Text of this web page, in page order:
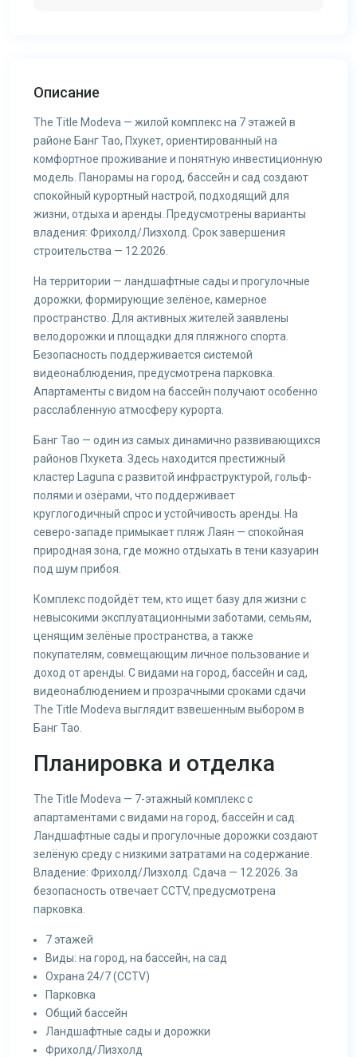
Описание
The Title Modeva — жилой комплекс на 7 этажей в
районе Банг Тао, Пхукет, ориентированный на
комфортное проживание и понятную инвестиционную
модель. Панорамы на город, бассейн и сад создают
спокойный курортный настрой, подходящий для
жизни, отдыха и аренды. Предусмотрены варианты
владения: Фрихолд/Лизхолд. Срок завершения
строительства — 12.2026.
На территории — ландшафтные сады и прогулочные
дорожки, формирующие зелёное, камерное
пространство. Для активных жителей заявлены
велодорожки и площадки для пляжного спорта.
Безопасность поддерживается системой
видеонаблюдения, предусмотрена парковка.
Апартаменты с видом на бассейн получают особенно
расслабленную атмосферу курорта.
Банг Тао — один из самых динамично развивающихся
районов Пхукета. Здесь находится престижный
кластер Laguna с развитой инфраструктурой, гольф-
полями и озёрами, что поддерживает
круглогодичный спрос и устойчивость аренды. На
северо-западе примыкает пляж Лаян — спокойная
природная зона, где можно отдыхать в тени казуарин
под шум прибоя.
Комплекс подойдёт тем, кто ищет базу для жизни с
невысокими эксплуатационными заботами, семьям,
ценящим зелёные пространства, а также
покупателям, совмещающим личное пользование и
доход от аренды. С видами на город, бассейн и сад,
видеонаблюдением и прозрачными сроками сдачи
The Title Modeva выглядит взвешенным выбором в
Банг Тао.
Планировка и отделка
The Title Modeva — 7-этажный комплекс с
апартаментами с видами на город, бассейн и сад.
Ландшафтные сады и прогулочные дорожки создают
зелёную среду с низкими затратами на содержание.
Владение: Фрихолд/Лизхолд. Сдача — 12.2026. За
безопасность отвечает CCTV, предусмотрена
парковка.
7 этажей
Виды: на город, на бассейн, на сад
Охрана 24/7 (CCTV)
Парковка
Общий бассейн
Ландшафтные сады и дорожки
Фрихолд/Лизхолд